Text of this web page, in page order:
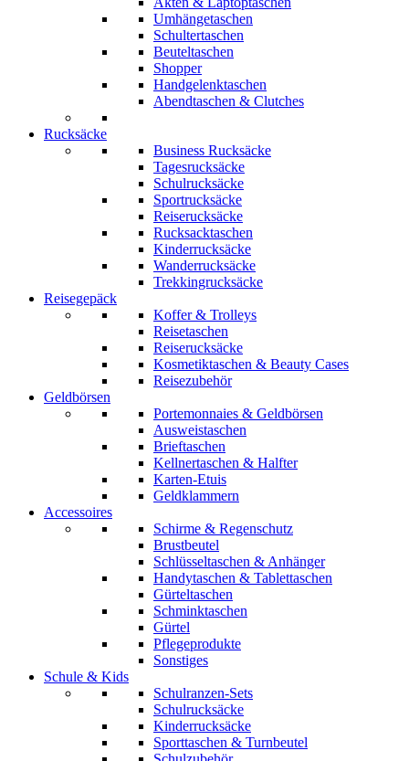
Umhängetaschen
Schultertaschen
Beuteltaschen
Shopper
Handgelenktaschen
Abendtaschen & Clutches
Rucksäcke
Business Rucksäcke
Tagesrucksäcke
Schulrucksäcke
Sportrucksäcke
Reiserucksäcke
Rucksacktaschen
Kinderrucksäcke
Wanderrucksäcke
Trekkingrucksäcke
Reisegepäck
Koffer & Trolleys
Reisetaschen
Reiserucksäcke
Kosmetiktaschen & Beauty Cases
Reisezubehör
Geldbörsen
Portemonnaies & Geldbörsen
Ausweistaschen
Brieftaschen
Kellnertaschen & Halfter
Karten-Etuis
Geldklammern
Accessoires
Schirme & Regenschutz
Brustbeutel
Schlüsseltaschen & Anhänger
Handytaschen & Tablettaschen
Gürteltaschen
Schminktaschen
Gürtel
Pflegeprodukte
Sonstiges
Schule & Kids
Schulranzen-Sets
Schulrucksäcke
Kinderrucksäcke
Sporttaschen & Turnbeutel